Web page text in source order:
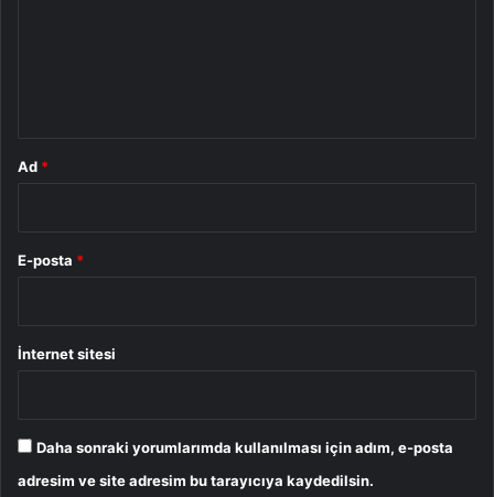
Ad *
E-posta *
İnternet sitesi
Daha sonraki yorumlarımda kullanılması için adım, e-posta
adresim ve site adresim bu tarayıcıya kaydedilsin.